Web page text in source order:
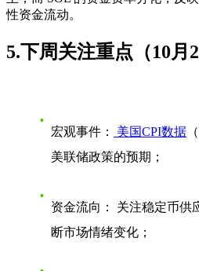
性资金流动。
5.下周关注重点（10月
宏观事件： 美国CPI数据
美联储政策的预期；
资金流向：
关注稳定币供
断市场情绪变化；